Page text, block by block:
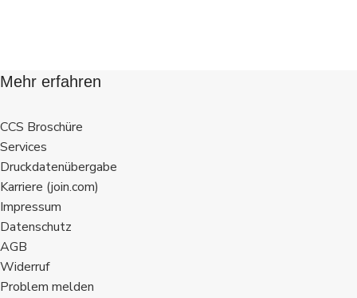
Mehr erfahren
CCS Broschüre
Services
Druckdatenübergabe
Karriere (join.com)
Impressum
Datenschutz
AGB
Widerruf
Problem melden